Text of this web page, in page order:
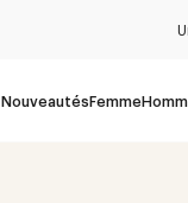
NouveautésFemme